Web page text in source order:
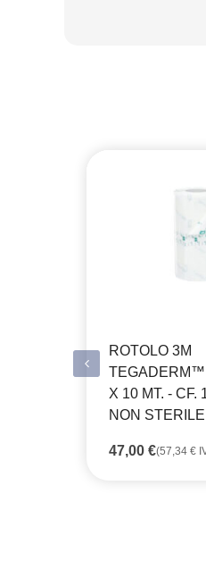
ROTOLO 3M
TEGADERM™
X 10 MT. - CF.
NON STERILE
47,00 €(57,34 €